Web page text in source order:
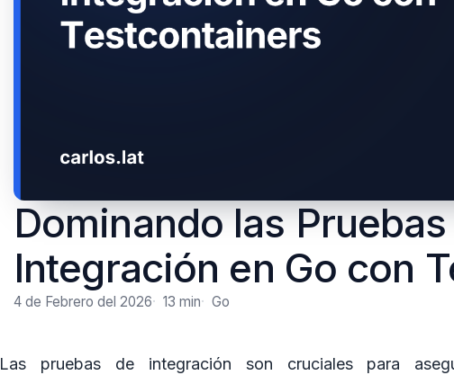
Dominando las
Integración en Go con
4 de Febrero del 2026 13 min Go
Las pruebas de integración son cruciales para